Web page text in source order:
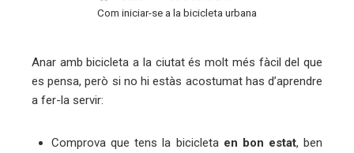
Com iniciar-se a la bicicleta urbana
Anar amb bicicleta a la ciutat és molt més fàcil del que
es pensa, però si no hi estàs acostumat has d’aprendre
a fer-la servir:
Comprova que tens la bicicleta en bon estat, ben